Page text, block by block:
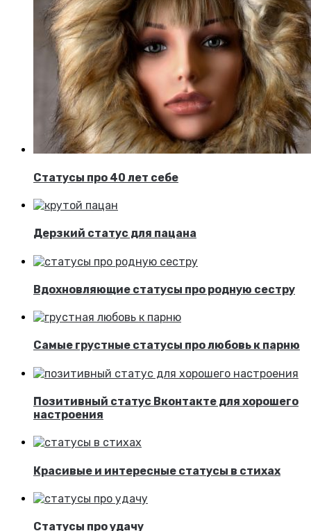
Статусы про 40 лет себе
Дерзкий статус для пацана
Вдохновляющие статусы про родную сестру
Самые грустные статусы про любовь к парню
Позитивный статус Вконтакте для хорошего
настроения
Красивые и интересные статусы в стихах
Статусы про удачу